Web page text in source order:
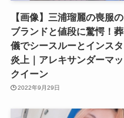
【画像】三浦瑠麗の喪服の
ブランドと値段に驚愕！葬
儀でシースルーとインスタ
炎上｜アレキサンダーマッ
クイーン
2022年9月29日